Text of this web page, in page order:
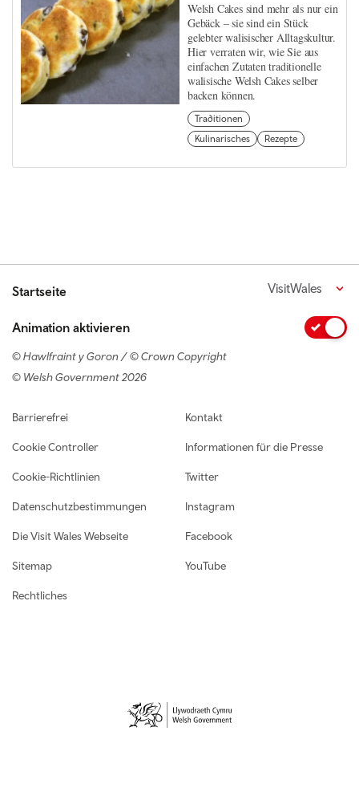
Welsh Cakes sind mehr als nur ein
Gebäck – sie sind ein Stück
gelebter walisischer Alltagskultur.
Hier verraten wir, wie Sie aus
einfachen Zutaten traditionelle
walisische Welsh Cakes selber
backen können.
Traditionen
Kulinarisches
Rezepte
Startseite VisitWales
Animation aktivieren
© Hawlfraint y Goron / © Crown Copyright
© Welsh Government 2026
Footer navigation
Barrierefrei
Cookie Controller
Cookie-Richtlinien
Datenschutzbestimmungen
Die Visit Wales Webseite
Sitemap
Rechtliches
Kontakt
Informationen für die Presse
Twitter
Instagram
Facebook
YouTube